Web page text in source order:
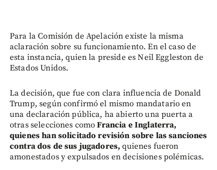
Para la Comisión de Apelación existe la misma
aclaración sobre su funcionamiento. En el caso de
esta instancia, quien la preside es Neil Eggleston de
Estados Unidos.
La decisión, que fue con clara influencia de Donald
Trump, según confirmó el mismo mandatario en
una declaración pública, ha abierto una puerta a
otras selecciones comoFrancia e Inglaterra,
quienes han solicitado revisión sobre las sanciones
contra dos de sus jugadores, quienes fueron
amonestados y expulsados en decisiones polémicas.